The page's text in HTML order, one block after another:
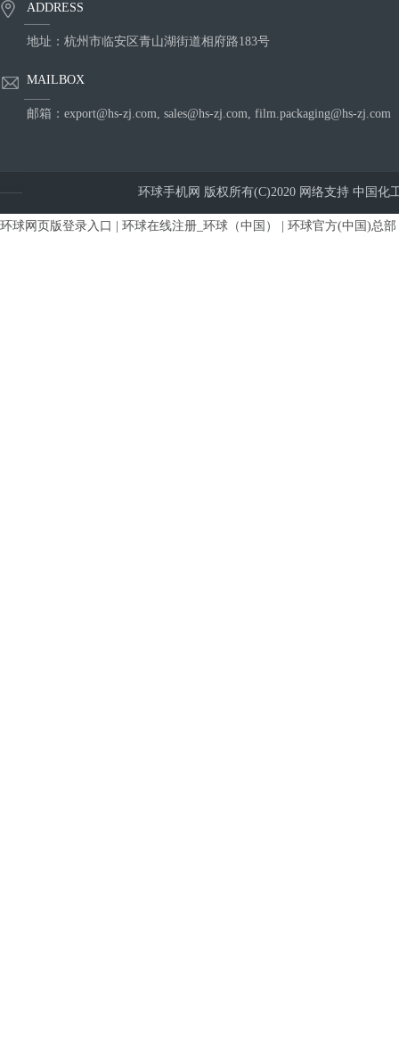
ADDRESS
地址：杭州市临安区青山湖街道相府路183号
MAILBOX
邮箱： export@hs-zj.com, sales@hs-zj.com, film.packaging@hs-zj.com
环球手机网 版权所有(C)2020 网络支持 中国化
环球网页版登录入口 环球在线注册_环球（中国） 环球官方(中国)总部